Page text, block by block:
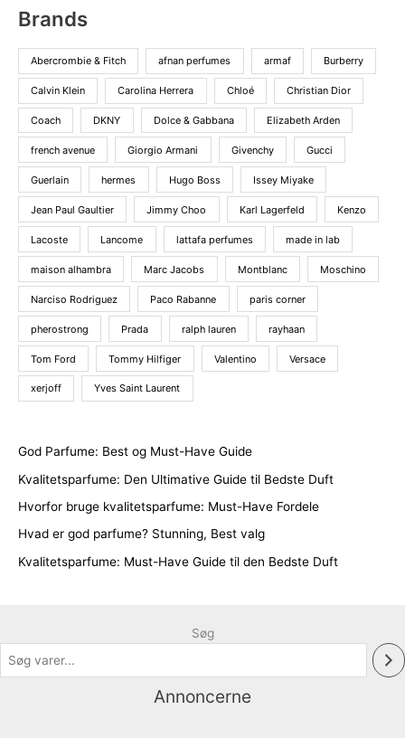
Brands
Abercrombie & Fitch afnan perfumes armaf Burberry
Calvin Klein Carolina Herrera Chloé Christian Dior
Coach DKNY Dolce & Gabbana Elizabeth Arden
french avenue Giorgio Armani Givenchy Gucci
Guerlain hermes Hugo Boss Issey Miyake
Jean Paul Gaultier Jimmy Choo Karl Lagerfeld Kenzo
Lacoste Lancome lattafa perfumes made in lab
maison alhambra Marc Jacobs Montblanc Moschino
Narciso Rodriguez Paco Rabanne paris corner
pherostrong Prada ralph lauren rayhaan
Tom Ford Tommy Hilfiger Valentino Versace
xerjoff Yves Saint Laurent
God Parfume: Best og Must-Have Guide
Kvalitetsparfume: Den Ultimative Guide til Bedste Duft
Hvorfor bruge kvalitetsparfume: Must-Have Fordele
Hvad er god parfume? Stunning, Best valg
Kvalitetsparfume: Must-Have Guide til den Bedste Duft
Søg
Annoncerne